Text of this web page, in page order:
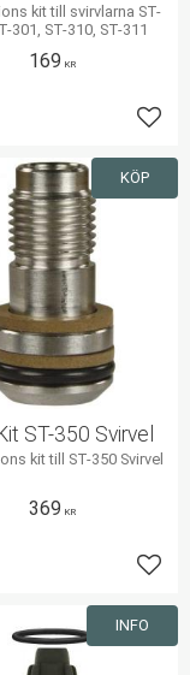
kit till svirvlarna ST-
301, ST-310, ST-311
169 KR
ST-350 Svirvel
kit till ST-350 Svirvel
369 KR
KÖP
INFO